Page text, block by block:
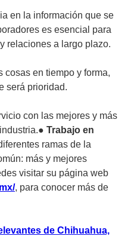
en la información que se
es esencial para
relaciones a largo plazo.
cosas en tiempo y forma,
será prioridad.
con las mejores y más
Trabajo en
ramas de la
más y mejores
visitar su página web
, para conocer más de
de Chihuahua,